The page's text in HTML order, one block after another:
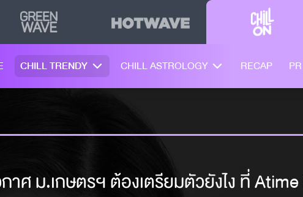
CHILL TRENDY CHILL ASTROLOGY RECAP
าศ ม.เกษตรฯ ต้องเตรียมตัวยังไง ที่